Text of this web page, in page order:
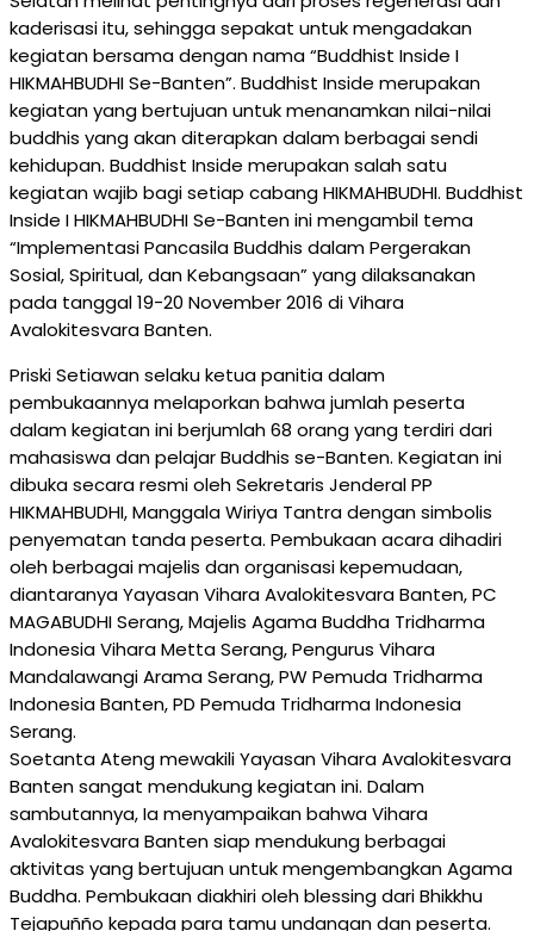
kaderisasi itu, sehingga sepakat untuk mengadakan
kegiatan bersama dengan nama “Buddhist Inside I
HIKMAHBUDHI Se-Banten”. Buddhist Inside merupakan
kegiatan yang bertujuan untuk menanamkan nilai-nilai
buddhis yang akan diterapkan dalam berbagai sendi
kehidupan. Buddhist Inside merupakan salah satu
kegiatan wajib bagi setiap cabang HIKMAHBUDHI. Buddhist
Inside I HIKMAHBUDHI Se-Banten ini mengambil tema
“Implementasi Pancasila Buddhis dalam Pergerakan
Sosial, Spiritual, dan Kebangsaan” yang dilaksanakan
pada tanggal 19-20 November 2016 di Vihara
Avalokitesvara Banten.
Priski Setiawan selaku ketua panitia dalam
pembukaannya melaporkan bahwa jumlah peserta
dalam kegiatan ini berjumlah 68 orang yang terdiri dari
mahasiswa dan pelajar Buddhis se-Banten. Kegiatan ini
dibuka secara resmi oleh Sekretaris Jenderal PP
HIKMAHBUDHI, Manggala Wiriya Tantra dengan simbolis
penyematan tanda peserta. Pembukaan acara dihadiri
oleh berbagai majelis dan organisasi kepemudaan,
diantaranya Yayasan Vihara Avalokitesvara Banten, PC
MAGABUDHI Serang, Majelis Agama Buddha Tridharma
Indonesia Vihara Metta Serang, Pengurus Vihara
Mandalawangi Arama Serang, PW Pemuda Tridharma
Indonesia Banten, PD Pemuda Tridharma Indonesia
Serang.
Soetanta Ateng mewakili Yayasan Vihara Avalokitesvara
Banten sangat mendukung kegiatan ini. Dalam
sambutannya, Ia menyampaikan bahwa Vihara
Avalokitesvara Banten siap mendukung berbagai
aktivitas yang bertujuan untuk mengembangkan Agama
Buddha. Pembukaan diakhiri oleh blessing dari Bhikkhu
Tejapuñño kepada para tamu undangan dan peserta.